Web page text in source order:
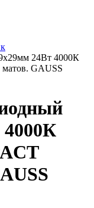
24Вт 4000К
GAUSS
4000К